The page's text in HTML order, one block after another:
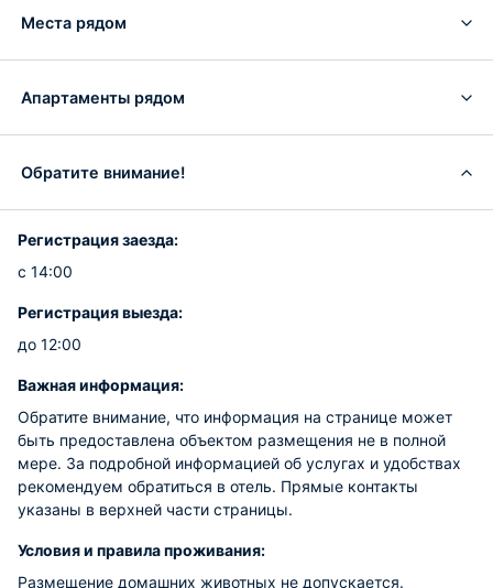
Места рядом
Апартаменты рядом
Обратите внимание!
Регистрация заезда:
с 14:00
Регистрация выезда:
до 12:00
Важная информация:
Обратите внимание, что информация на странице может
быть предоставлена объектом размещения не в полной
мере. За подробной информацией об услугах и удобствах
рекомендуем обратиться в отель. Прямые контакты
указаны в верхней части страницы.
Условия и правила проживания:
Размещение домашних животных не допускается.